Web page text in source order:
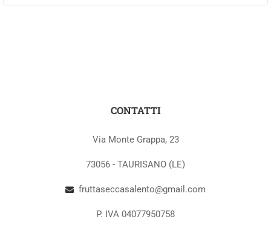
CONTATTI
Via Monte Grappa, 23
73056 - TAURISANO (LE)
fruttaseccasalento@gmail.com
P. IVA 04077950758